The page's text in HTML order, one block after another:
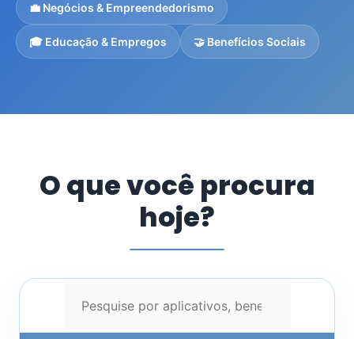
💼 Negócios & Empreendedorismo
🎓 Educação & Empregos 🤝 Benefícios Sociais
O que você procura
hoje?